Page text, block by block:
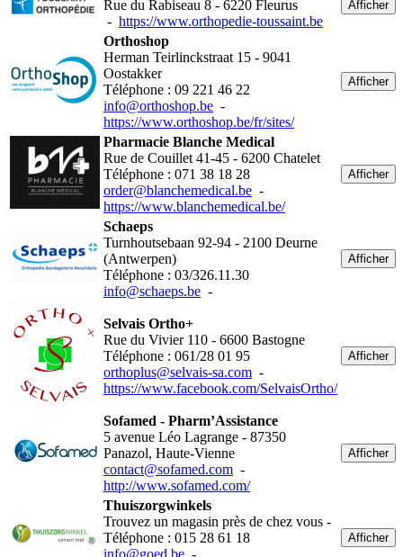
Rue du Rabiseau 8 - 6220 Fleurus
- https://www.orthopedie-toussaint.be
Afficher
Orthoshop
Herman Teirlinckstraat 15 - 9041
Oostakker
Téléphone : 09 221 46 22
info@orthoshop.be -
https://www.orthoshop.be/fr/sites/
Afficher
Pharmacie Blanche Medical
Rue de Couillet 41-45 - 6200 Chatelet
Téléphone : 071 38 18 28
order@blanchemedical.be -
https://www.blanchemedical.be/
Afficher
Schaeps
Turnhoutsebaan 92-94 - 2100 Deurne
(Antwerpen)
Téléphone : 03/326.11.30
info@schaeps.be -
Afficher
Selvais Ortho+
Rue du Vivier 110 - 6600 Bastogne
Téléphone : 061/28 01 95
orthoplus@selvais-sa.com -
https://www.facebook.com/SelvaisOrtho/
Afficher
Sofamed - Pharm’Assistance
5 avenue Léo Lagrange - 87350
Panazol, Haute-Vienne
contact@sofamed.com -
http://www.sofamed.com/
Afficher
Thuiszorgwinkels
Trouvez un magasin près de chez vous -
Téléphone : 015 28 61 18
Afficher